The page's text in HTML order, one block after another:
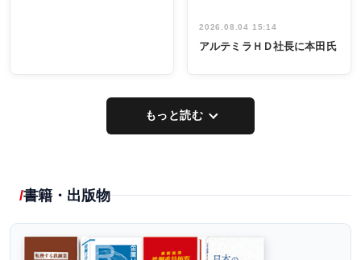
2026.08.04 15:14
アルテミラＨＤ社長に本田氏
もっと読む
書籍・出版物